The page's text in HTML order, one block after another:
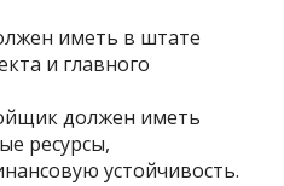
иметь в штате
и главного
должен иметь
ресурсы,
устойчивость.